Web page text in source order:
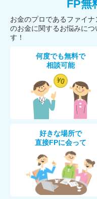
FP無
お金のプロであるファイ
のお金に関するお悩みに
す！
何度でも無料で
相談可能
好きな場所で
直接FPに会って